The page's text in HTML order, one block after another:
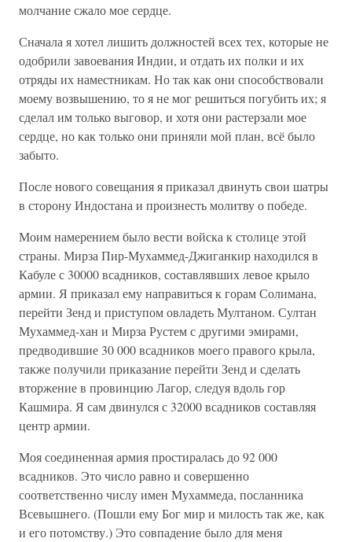
молчание сжало мое сердце.
Сначала я хотел лишить должностей всех тех, которые не
одобрили завоевания Индии, и отдать их полки и их
отряды их наместникам. Но так как они способствовали
моему возвышению, то я не мог решиться погубить их; я
сделал им только выговор, и хотя они растерзали мое
сердце, но как только они приняли мой план, всё было
забыто.
После нового совещания я приказал двинуть свои шатры
в сторону Индостана и произнесть молитву о победе.
Моим намерением было вести войска к столице этой
страны. Мирза Пир-Мухаммед-Джиганкир находился в
Кабуле с 30000 всадников, составлявших левое крыло
армии. Я приказал ему направиться к горам Солимана,
перейти Зенд и приступом овладеть Мултаном. Султан
Мухаммед-хан и Мирза Рустем с другими эмирами,
предводившие 30 000 всадников моего правого крыла,
также получили приказание перейти Зенд и сделать
вторжение в провинцию Лагор, следуя вдоль гор
Кашмира. Я сам двинулся с 32000 всадников составляя
центр армии.
Моя соединенная армия простиралась до 92 000
всадников. Это число равно и совершенно
соответственно числу имен Мухаммеда, посланника
Всевышнего. (Пошли ему Бог мир и милость так же, как
и его потомству.) Это совпадение было для меня